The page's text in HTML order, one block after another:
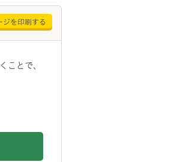
ジを印刷する
ことで、